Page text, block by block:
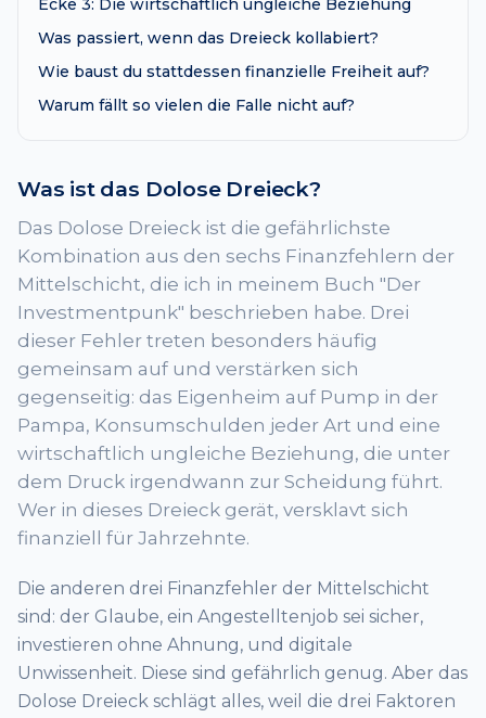
Ecke 3: Die wirtschaftlich ungleiche Beziehung
Was passiert, wenn das Dreieck kollabiert?
Wie baust du stattdessen finanzielle Freiheit auf?
Warum fällt so vielen die Falle nicht auf?
Was ist das Dolose Dreieck?
Das Dolose Dreieck ist die gefährlichste
Kombination aus den sechs Finanzfehlern der
Mittelschicht, die ich in meinem Buch "Der
Investmentpunk" beschrieben habe. Drei
dieser Fehler treten besonders häufig
gemeinsam auf und verstärken sich
gegenseitig: das Eigenheim auf Pump in der
Pampa, Konsumschulden jeder Art und eine
wirtschaftlich ungleiche Beziehung, die unter
dem Druck irgendwann zur Scheidung führt.
Wer in dieses Dreieck gerät, versklavt sich
finanziell für Jahrzehnte.
Die anderen drei Finanzfehler der Mittelschicht
sind: der Glaube, ein Angestelltenjob sei sicher,
investieren ohne Ahnung, und digitale
Unwissenheit. Diese sind gefährlich genug. Aber das
Dolose Dreieck schlägt alles, weil die drei Faktoren